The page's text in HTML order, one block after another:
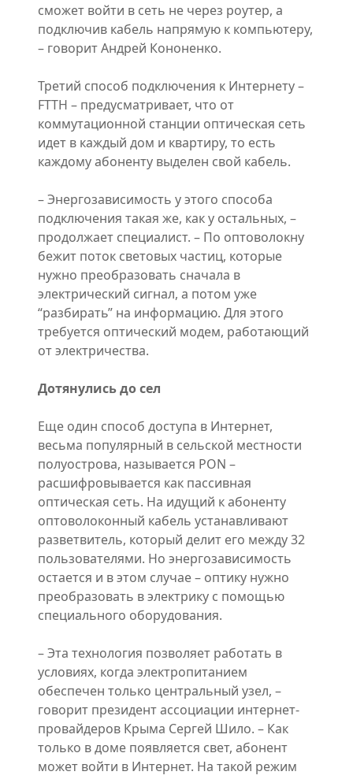
сможет войти в сеть не через роутер, а
подключив кабель напрямую к компьютеру,
– говорит Андрей Кононенко.
Третий способ подключения к Интернету –
FTTH – предусматривает, что от
коммутационной станции оптическая сеть
идет в каждый дом и квартиру, то есть
каждому абоненту выделен свой кабель.
– Энергозависимость у этого способа
подключения такая же, как у остальных, –
продолжает специалист. – По оптоволокну
бежит поток световых частиц, которые
нужно преобразовать сначала в
электрический сигнал, а потом уже
“разбирать” на информацию. Для этого
требуется оптический модем, работающий
от электричества.
Дотянулись до сел
Еще один способ доступа в Интернет,
весьма популярный в сельской местности
полуострова, называется РОN –
расшифровывается как пассивная
оптическая сеть. На идущий к абоненту
оптоволоконный кабель устанавливают
разветвитель, который делит его между 32
пользователями. Но энергозависимость
остается и в этом случае – оптику нужно
преобразовать в электрику с помощью
специального оборудования.
– Эта технология позволяет работать в
условиях, когда электропитанием
обеспечен только центральный узел, –
говорит президент ассоциации интернет-
провайдеров Крыма Сергей Шило. – Как
только в доме появляется свет, абонент
может войти в Интернет. На такой режим